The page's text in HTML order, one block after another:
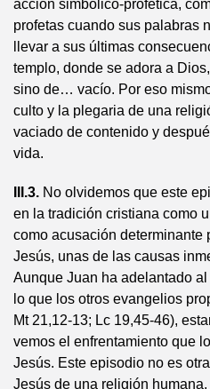
acción simbólico-profética,
profetas cuando sus palabras
llevar a sus últimas
templo, donde se adora a
sino de… vacío. Por eso
culto y la plegaria de una
vaciado de contenido y
vida.
III.3. No olvidemos que este
en la tradición cristiana como
como acusación determinante
Jesús, unas de las causas
Aunque Juan ha adelantado
lo que los otros evangelios
Mt 21,12-13; Lc 19,45-46),
vemos el enfrentamiento que
Jesús. Este episodio no es
Jesús de una religión